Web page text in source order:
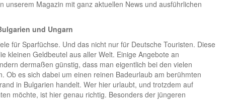
Magazin mit ganz aktuellen News und ausführlichen
und Ungarn
für Sparfüchse. Und das nicht nur für Deutsche Touristen. Diese
kleinen Geldbeutel aus aller Welt. Einige Angebote an
dermaßen günstig, dass man eigentlich bei den vielen
Ob es sich dabei um einen reinen Badeurlaub am berühmten
in Bulgarien handelt. Wer hier urlaubt, und trotzdem auf
möchte, ist hier genau richtig. Besonders der jüngeren